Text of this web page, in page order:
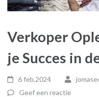
Verkoper
je Succes in
6 feb,2024
Geef een reactie